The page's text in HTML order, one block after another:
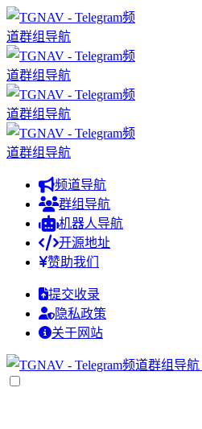
频道导航
群组导航
机器人导航
开源地址
赞助我们
提交收录
隐私政策
关于网站